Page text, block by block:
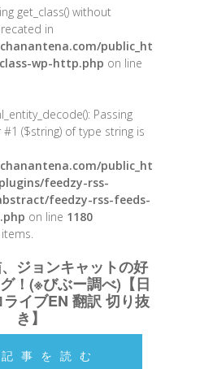
get_class() without
in
public_ht
wp-http.php on line
Passing
($string) of type string is
public_ht
feedzy-rss-
feedzy-rss-feeds-
on line 1180
ジョンキャットの好
！(※びぶー調べ)【日
イブEN 翻訳 切り抜
き】
事を読む